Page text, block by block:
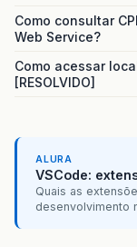
Como consultar
Web Service?
Como acessar
[RESOLVIDO]
ALURA
VSCode:
Quais as
desenvolvimento